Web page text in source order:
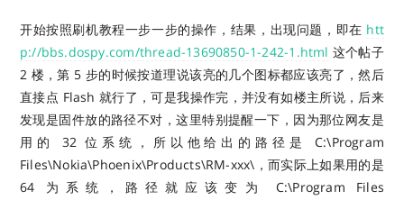
开始按照刷机教程一步一步的操作，结果，出现问题，即在 htt
p://bbs.dospy.com/thread-13690850-1-242-1.html 这个帖子
2 楼，第 5 步的时候按道理说该亮的几个图标都应该亮了，然后
直接点 Flash 就行了，可是我操作完，并没有如楼主所说，后来
发现是固件放的路径不对，这里特别提醒一下，因为那位网友是
用的 32 位系统，所以他给出的路径是 C:\Program
Files\Nokia\Phoenix\Products\RM-xxx\，而实际上如果用的是
64 为系统，路径就应该变为 C:\Program Files